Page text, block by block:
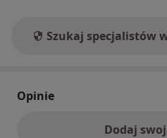
Szukaj specjalistów
Opinie
Dodaj